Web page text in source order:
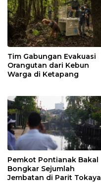
Tim Gabungan Evakuasi
Orangutan dari Kebun
Warga di Ketapang
Pemkot Pontianak Bakal
Bongkar Sejumlah
Jembatan di Parit Tokaya